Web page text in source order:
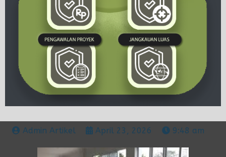
Admin Artikel April 23, 2026 9:48 am